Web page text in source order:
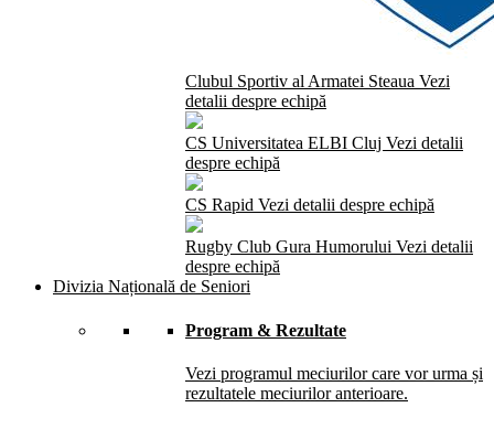
Clubul Sportiv al Armatei Steaua Vezi
detalii despre echipă
CS Universitatea ELBI Cluj Vezi detalii
despre echipă
CS Rapid Vezi detalii despre echipă
Rugby Club Gura Humorului Vezi detalii
despre echipă
Divizia Națională de Seniori
Program & Rezultate
Vezi programul meciurilor care vor urma și
rezultatele meciurilor anterioare.